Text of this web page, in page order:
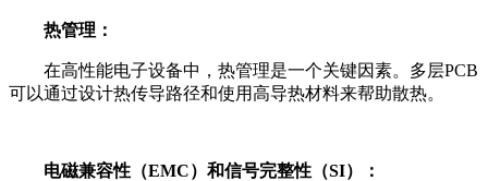
热管理：
在高性能电子设备中，热管理是一个关键因素。多层PCB
可以通过设计热传导路径和使用高导热材料来帮助散热。
电磁兼容性（EMC）和信号完整性（SI）：